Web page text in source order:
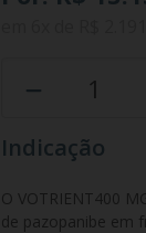
Indicação
O VOTRIENT400
de pazopanibe em